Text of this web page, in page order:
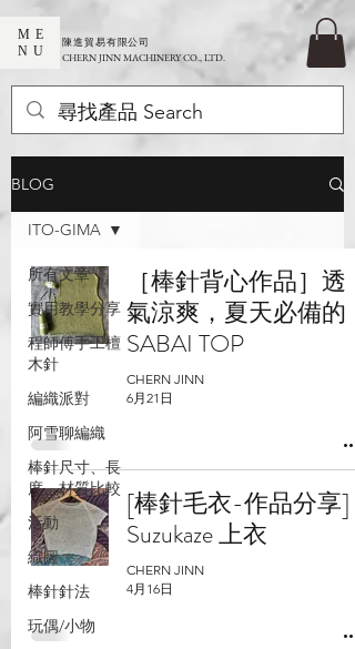
ME
NU
​陳進貿易有限公司
CHERN JINN MACHINERY CO., LTD.
BLOG
所有文章
實用教學分享
程師傅手工檀
木針
編織派對
阿雪聊編織
棒針尺寸、長
度、材質比較
活動
織圖
棒針針法
玩偶/小物
ITO-GIMA
［棒針背心作品］透
氣涼爽，夏天必備的
SABAI TOP
CHERN JINN
6月21日
[棒針毛衣-作品分享]
Suzukaze 上衣
CHERN JINN
4月16日